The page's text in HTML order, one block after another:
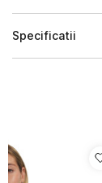
Specificatii